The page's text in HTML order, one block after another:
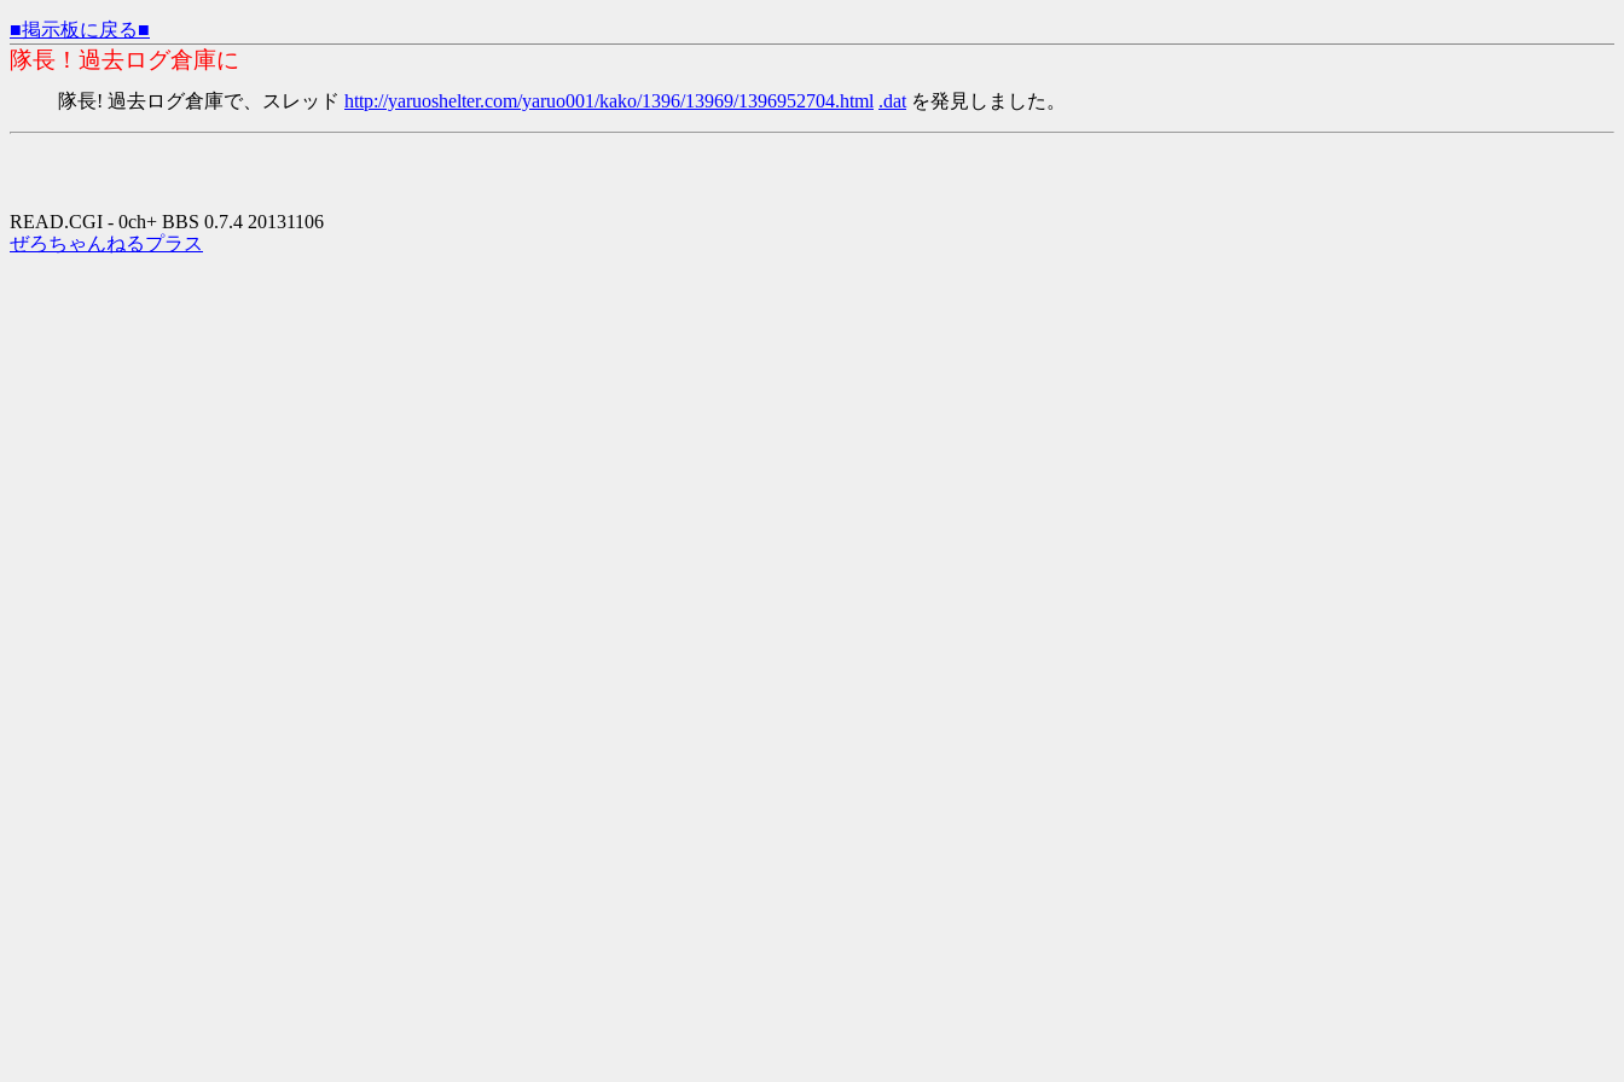
■掲示板に戻る■
隊長！過去ログ倉庫に
隊長! 過去ログ倉庫で、スレッド http://yaruoshelter.com/yaruo001/kako/1396/13969/1396952704.html .datを発見しました。
READ.CGI - 0ch+ BBS 0.7.4 20131106
ぜろちゃんねるプラス